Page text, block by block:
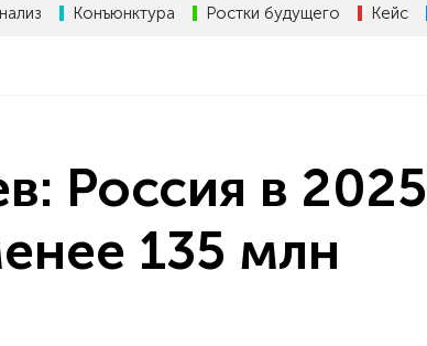
Конъюнктура Ростки будущего Кейс
Россия в 2025
135 млн